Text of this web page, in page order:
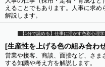
えることでもあります。人事に求
解説します。
【1分で読める】仕事に活かす色彩心理学
[生産性を上げる色の組み合わ
営業や接客、商談、面接など、さ
する知識や考え方を解説します。